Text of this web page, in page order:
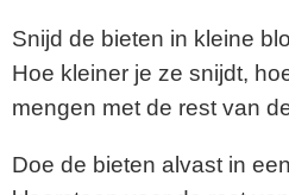
Snijd de bieten in kleine
Hoe kleiner je ze snijdt,
mengen met de rest van
Doe de bieten alvast in